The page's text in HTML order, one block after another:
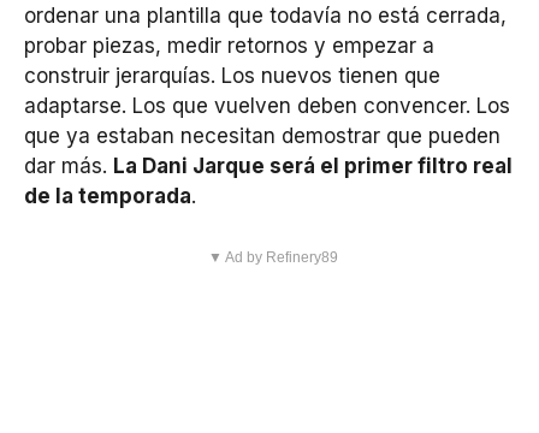
ordenar una plantilla que todavía no está cerrada,
probar piezas, medir retornos y empezar a
construir jerarquías. Los nuevos tienen que
adaptarse. Los que vuelven deben convencer. Los
que ya estaban necesitan demostrar que pueden
dar más. La Dani Jarque será el primer filtro real
de la temporada.
▼ Ad by Refinery89